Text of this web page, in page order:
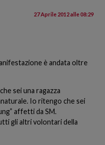
27 Aprile 2012 alle 08:29
è andata oltre
sei una ragazza
Io ritengo che sei
affetti da SM.
gli altri volontari della